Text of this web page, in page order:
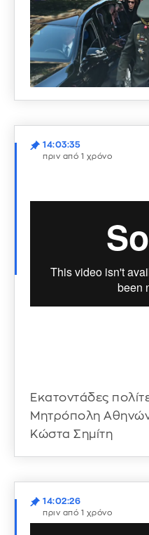
14:03:35
πριν από 1 χρόνο
Εκατοντάδες
Μητρόπολη Αθηνών
Κώστα Σημίτη
14:02:26
πριν από 1 χρόνο